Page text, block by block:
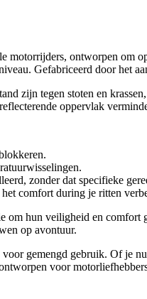
motorrijders, ontworpen om
Gefabriceerd door het
zijn tegen stoten en
oppervlak
zonder dat specifieke
comfort during je ritten
hun veiligheid en
op avontuur.
gemengd gebruik. Of je
voor